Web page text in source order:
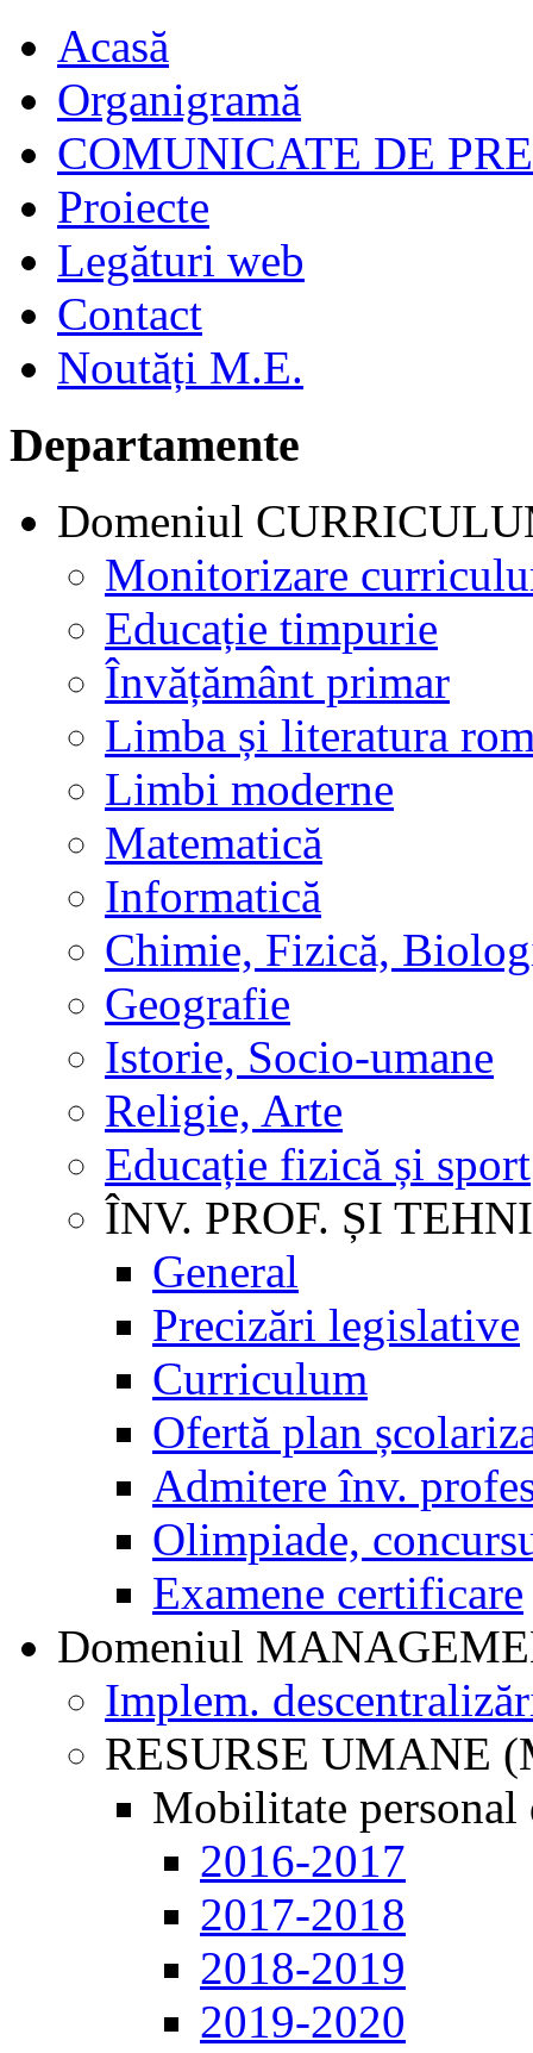
Acasă
Organigramă
COMUNICATE DE
Proiecte
Legături web
Contact
Noutăți M.E.
Departamente
Domeniul
Monitorizare
Educație timpurie
Învățământ primar
Limba și literatura
Limbi moderne
Matematică
Informatică
Chimie, Fizică,
Geografie
Istorie, Socio-umane
Religie, Arte
Educație fizică și sport
ÎNV. PROF. ȘI
General
Precizări legislative
Curriculum
Ofertă plan
Admitere înv.
Olimpiade,
Examene certificare
Domeniul
Implem.
RESURSE UMANE
Mobilitate personal
2016-2017
2017-2018
2018-2019
2019-2020